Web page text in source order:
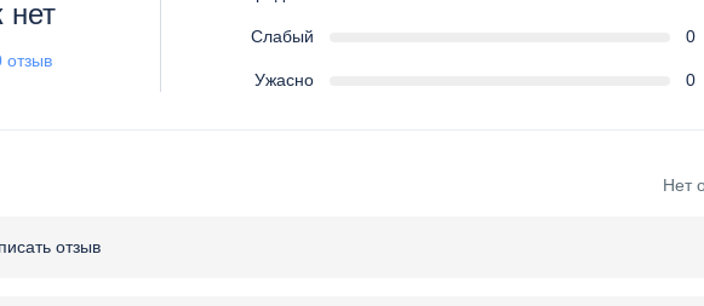
нет
отзыв
Слабый 0
Ужасно 0
Нет
отзыв